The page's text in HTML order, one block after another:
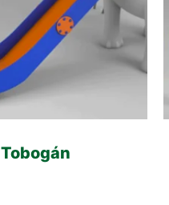
Tobogán